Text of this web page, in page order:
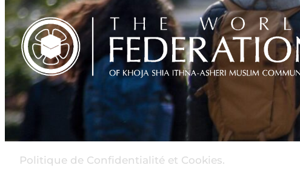
Politique de Confidentialité et Cookies.